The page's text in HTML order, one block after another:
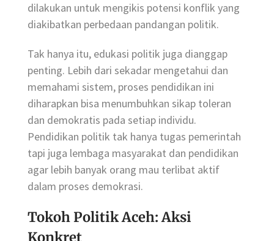
dilakukan untuk mengikis potensi konflik yang
diakibatkan perbedaan pandangan politik.
Tak hanya itu, edukasi politik juga dianggap
penting. Lebih dari sekadar mengetahui dan
memahami sistem, proses pendidikan ini
diharapkan bisa menumbuhkan sikap toleran
dan demokratis pada setiap individu.
Pendidikan politik tak hanya tugas pemerintah
tapi juga lembaga masyarakat dan pendidikan
agar lebih banyak orang mau terlibat aktif
dalam proses demokrasi.
Tokoh Politik Aceh: Aksi
Konkret